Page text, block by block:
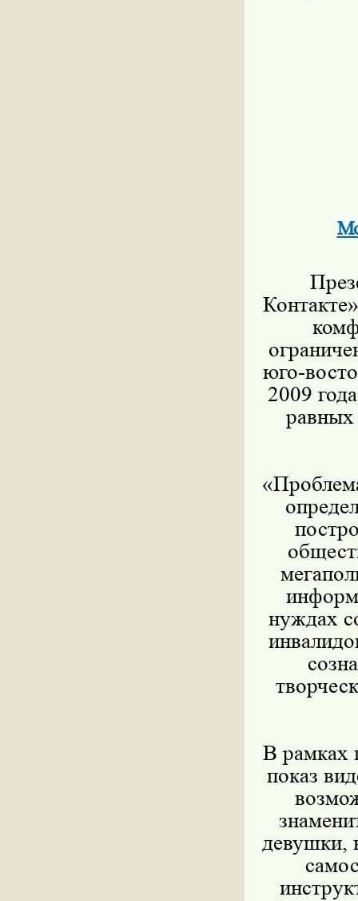
юго-
2009
нуждах
В рамках
показ
девушки,